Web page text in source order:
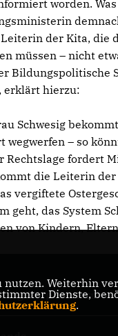
worden.
der Kita, die
müssen – nicht
Bildungspolitische
erklärt hierzu:
Schwesig
wegwerfen – so
Rechtslage fordert
die Leiterin
vergiftete
geht, das System
von Kindern,
Vorpommern
Weiterhin
Dienste,
.